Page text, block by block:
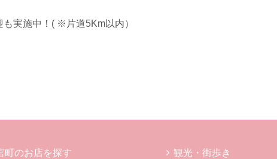
実施中！( ※片道5Km以内）
町のお店を探す 観光・街歩き